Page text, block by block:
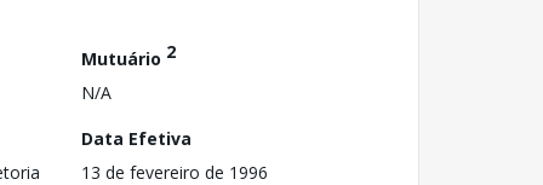
Mutuário 2
N/A
Data Efetiva
13 de fevereiro de 1996